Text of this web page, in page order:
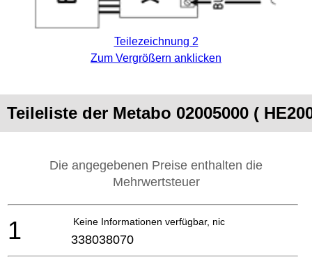
Teilezeichnung 2
Zum Vergrößern anklicken
Teileliste der Metabo 02005000 (
Die angegebenen Preise enthalten die
Mehrwertsteuer
Keine Informationen verfügbar, nicht bestellbar
1 338038070